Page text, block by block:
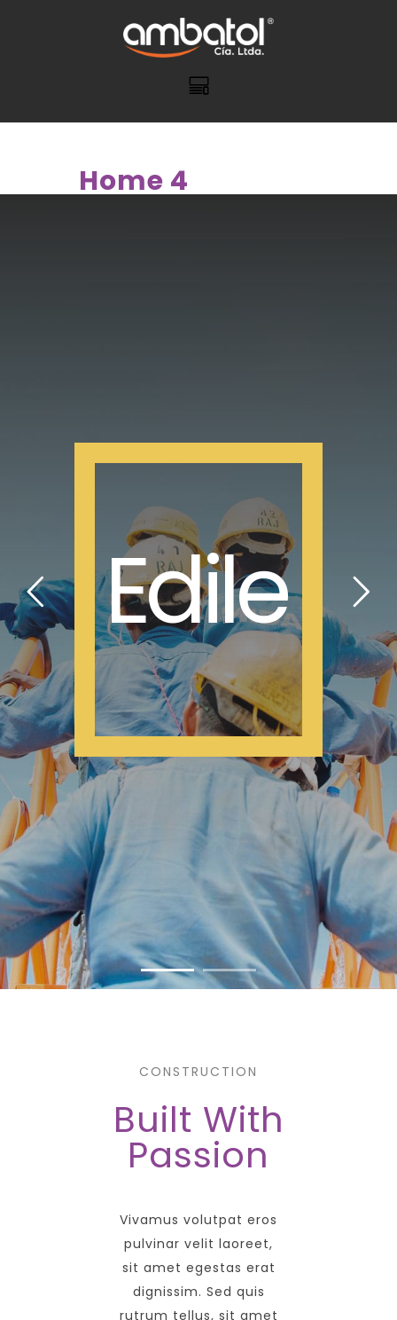
Home 4
Edile
CONSTRUCTION
Built With
Passion
Vivamus volutpat eros
pulvinar velit laoreet,
sit amet egestas erat
dignissim. Sed quis
rutrum tellus, sit amet